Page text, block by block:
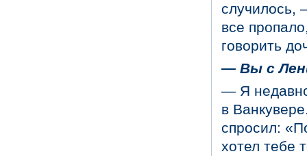
случилось,
все
говорить
— Вы с
— Я
в
спросил:
хотел тебе